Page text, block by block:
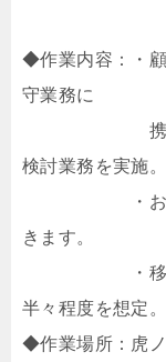
◆作業内容：・
守業務に
携わりなが
検討業務を実施。
・お客様と
きます。
・移行、保
半々程度を想定。
◆作業場所：虎ノ